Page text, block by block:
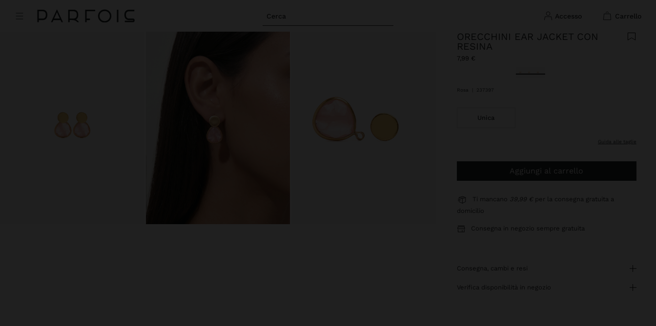
Cerca accesso carrello
ORECCHINI EAR JACKET CON
RESINA
7,99 €
Selezionato
Rosa 237397
Unica
guida alle taglie
Aggiungi al carrello
Ti mancano 39,99 € per la consegna gratuita a
domicilio
Consegna in negozio sempre gratuita
consegna, cambi e resi
verifica disponibilità in negozio